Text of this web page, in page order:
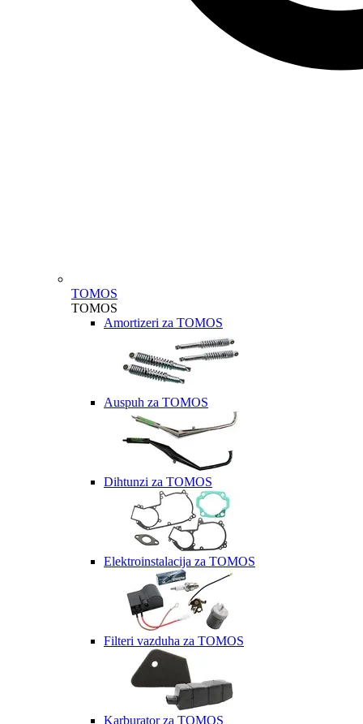
TOMOS
TOMOS
Amortizeri za TOMOS
Auspuh za TOMOS
Dihtunzi za TOMOS
Elektroinstalacija za TOMOS
Filteri vazduha za TOMOS
Karburator za TOMOS